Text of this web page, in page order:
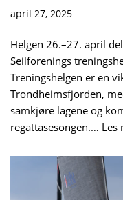
april 27, 2025
Helgen 26.–27. april
Seilforenings
Treningshelgen er en
Trondheimsfjorden,
samkjøre lagene og
regattasesongen.… Les